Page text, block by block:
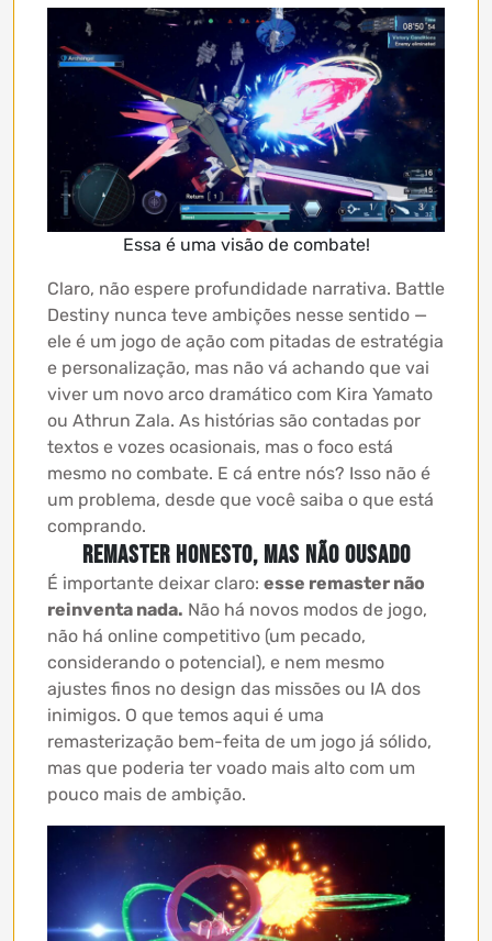
Essa é uma visão de combate!
Claro, não espere profundidade narrativa. Battle
Destiny nunca teve ambições nesse sentido —
ele é um jogo de ação com pitadas de estratégia
e personalização, mas não vá achando que vai
viver um novo arco dramático com Kira Yamato
ou Athrun Zala. As histórias são contadas por
textos e vozes ocasionais, mas o foco está
mesmo no combate. E cá entre nós? Isso não é
um problema, desde que você saiba o que está
comprando.
Remaster honesto, mas não ousado
É importante deixar claro: esse remaster não
reinventa nada. Não há novos modos de jogo,
não há online competitivo (um pecado,
considerando o potencial), e nem mesmo
ajustes finos no design das missões ou IA dos
inimigos. O que temos aqui é uma
remasterização bem-feita de um jogo já sólido,
mas que poderia ter voado mais alto com um
pouco mais de ambição.